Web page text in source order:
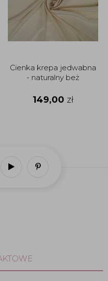
Cienka krepa jedwabna
- naturalny beż
149,00 zł